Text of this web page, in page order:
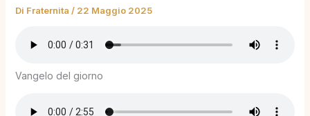
Di Fraternita / 22 Maggio 2025
Vangelo del giorno